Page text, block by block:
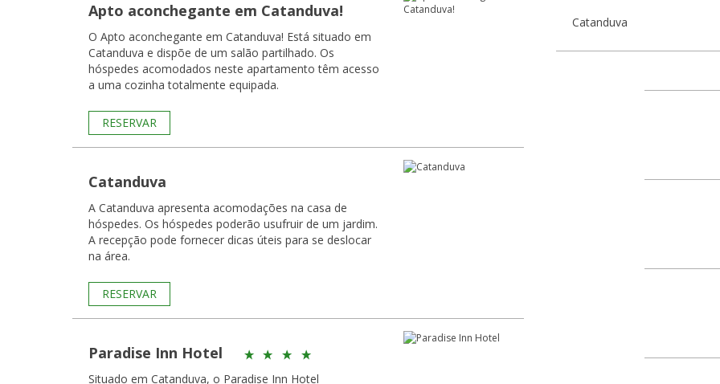
Apto aconchegante em Catanduva!
O Apto aconchegante em Catanduva! Está situado em
Catanduva e dispõe de um salão partilhado. Os
hóspedes acomodados neste apartamento têm acesso
a uma cozinha totalmente equipada.
RESERVAR
Catanduva
A Catanduva apresenta acomodações na casa de
hóspedes. Os hóspedes poderão usufruir de um jardim.
A recepção pode fornecer dicas úteis para se deslocar
na área.
RESERVAR
Paradise Inn Hotel
Situado em Catanduva, o Paradise Inn Hotel
Rua Brasil
Catanduva